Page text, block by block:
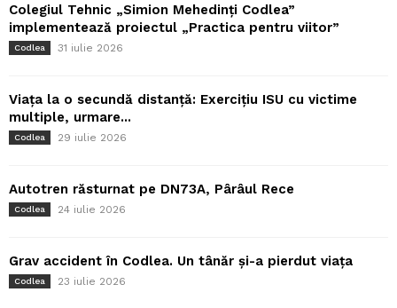
Colegiul Tehnic „Simion Mehedinți Codlea”
implementează proiectul „Practica pentru viitor”
Codlea 31 iulie 2026
Viața la o secundă distanță: Exercițiu ISU cu victime
multiple, urmare...
Codlea 29 iulie 2026
Autotren răsturnat pe DN73A, Pârâul Rece
Codlea 24 iulie 2026
Grav accident în Codlea. Un tânăr și-a pierdut viața
Codlea 23 iulie 2026